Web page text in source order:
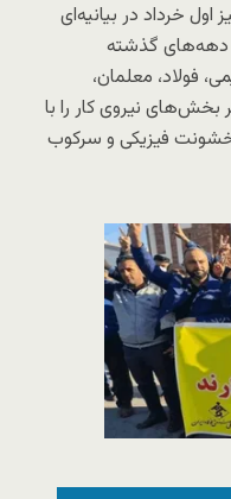
اول خرداد در بیانیه‌ای
دهه‌های گذشته
فولاد، معلمان،
بخش‌های نیروی کار را با
خشونت فیزیکی و سرکوب